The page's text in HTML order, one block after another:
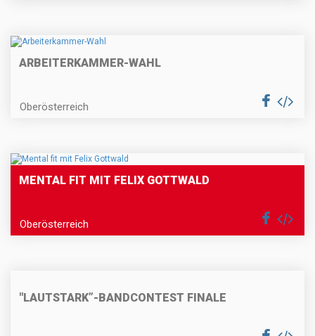
ARBEITERKAMMER-WAHL
Oberösterreich
MENTAL FIT MIT FELIX GOTTWALD
Oberösterreich
"LAUTSTARK”-BANDCONTEST FINALE